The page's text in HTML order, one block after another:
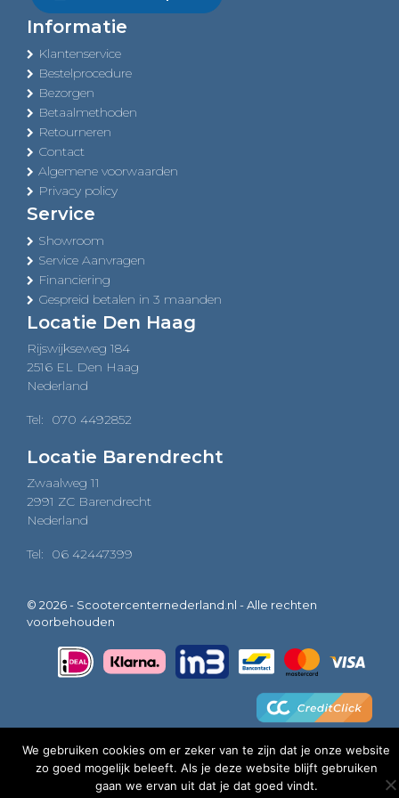
Informatie
Klantenservice
Bestelprocedure
Bezorgen
Betaalmethoden
Retourneren
Contact
Algemene voorwaarden
Privacy policy
Service
Showroom
Service Aanvragen
Financiering
Gespreid betalen in 3 maanden
Locatie Den Haag
Rijswijkseweg 184
2516 EL Den Haag
Nederland
Tel: 070 4492852
Locatie Barendrecht
Zwaalweg 11
2991 ZC Barendrecht
Nederland
Tel: 06 42447399
© 2026 - Scootercenternederland.nl - Alle rechten
voorbehouden
We gebruiken cookies om er zeker van te zijn dat je onze website
zo goed mogelijk beleeft. Als je deze website blijft gebruiken
gaan we ervan uit dat je dat goed vindt.